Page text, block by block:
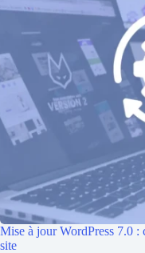
Mise à jour WordPress 7.0
site